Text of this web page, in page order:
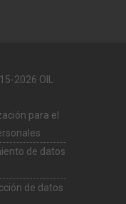
2026 OIL
para el
de datos
de datos